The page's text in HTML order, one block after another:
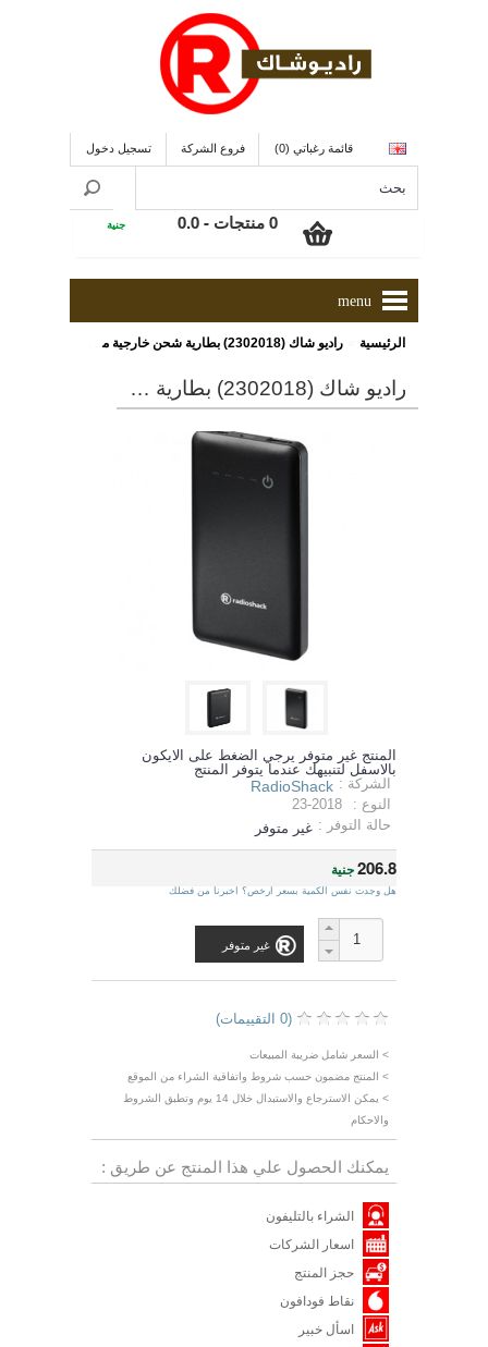
قائمة رغباتي (0) فروع الشركة تسجيل دخول
0 منتجات - 0.0 جنية
menu
الرئيسية راديو شاك (2302018) بطارية شحن خارجية محمولة
راديو شاك (2302018) بطارية شحن خارجية محمولة
المنتج غير متوفر يرجي الضغط على الايكون
بالاسفل لتنبيهك عندما يتوفر المنتج
الشركة : RadioShack
النوع :
23-2018
حالة التوفر : غير متوفر
206.8جنية
هل وجدت نفس الكمية بسعر ارخص؟ اخبرنا من فضلك
غير متوفر
(0 التقييمات)
> السعر شامل ضريبة المبيعات
> المنتج مضمون حسب شروط واتفاقية الشراء من الموقع
> يمكن الاسترجاع والاستبدال خلال 14 يوم وتطبق الشروط
والاحكام
يمكنك الحصول علي هذا المنتج عن طريق :
الشراء بالتليفون
اسعار الشركات
حجز المنتج
نقاط فودافون
اسأل خبير